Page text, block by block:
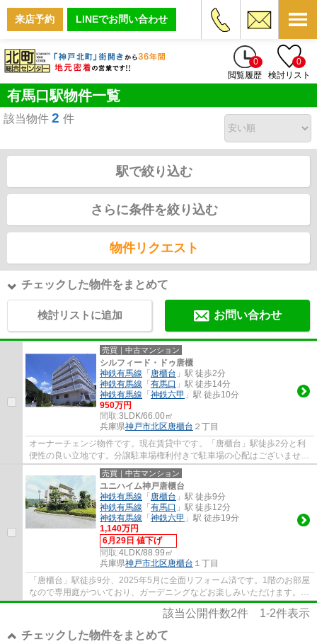
来店予約 LINEでお問い合わせ
0
閲覧履歴
0
検討リスト
有馬口駅物件一覧
該当物件 2 件
駅で絞り込む
さらに条件を絞り込む
物件リクエスト
チェックした物件をまとめて
検討リストに追加 お問い合わせ
売買｜中古マンション
シルフィード・ドゥ唐櫃
神鉄有馬線 「 唐櫃台 」駅 徒歩2分
神鉄有馬線 「 有馬口 」駅 徒歩14分
神鉄有馬線 「 神鉄六甲 」駅 徒歩10分
950万円
間取:3LDK/66.00㎡
兵庫県神戸市北区唐櫃台 ２丁目
オーナーチェンジ物件です。現在賃貸中です。「唐櫃台」駅徒歩2分と利
便性の良い立地です。分譲駐車場権利付きで駐車場の心配はございませ
ん。エントランスはオートロックです。スーパ...
売買｜中古マンション
ユニハイム神戸唐櫃台
神鉄有馬線 「 唐櫃台 」駅 徒歩9分
神鉄有馬線 「 有馬口 」駅 徒歩12分
神鉄有馬線 「 神鉄六甲 」駅 徒歩19分
1,140万円
6月29日 値下げ
間取:4LDK/88.99㎡
兵庫県神戸市北区唐櫃台 １丁目
「唐櫃台」駅徒歩9分、2025年5月に全面リフォーム済です。1階のお部屋
なので専用庭がついており、ガーデニングなどお楽しみいただけます。バ
ルコニーも2面ついているので陽当り・通風...
該当公開件数2件 1-2件表示
チェックした物件をまとめて